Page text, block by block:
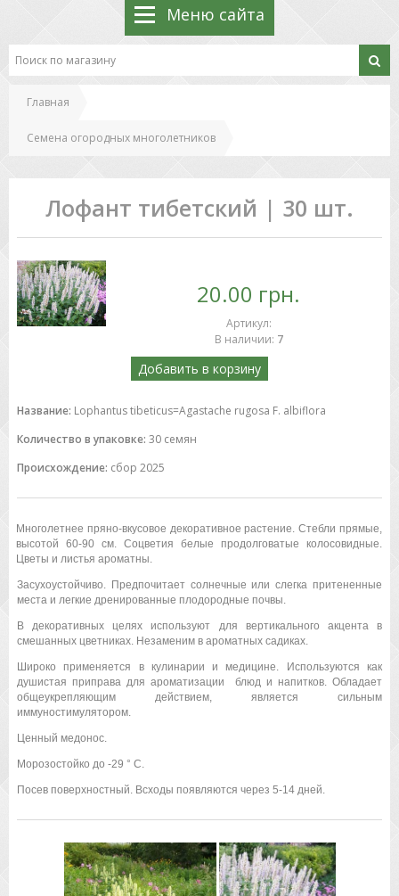
Меню сайта
Главная
Семена огородных многолетников
Лофант тибетский | 30 шт.
20.00 грн.
Артикул:
В наличии: 7
Добавить в корзину
Название: Lophantus tibeticus=Agastache rugosa F. albiflora
Количество в упаковке: 30 семян
Происхождение: сбор 2025
Многолетнее пряно-вкусовое декоративное растение. Стебли прямые,
высотой 60-90 см. Соцветия белые продолговатые колосовидные.
Цветы и листья ароматны.
Засухоустойчиво. Предпочитает солнечные или слегка притененные
места и легкие дренированные плодородные почвы.
В декоративных целях используют для вертикального акцента в
смешанных цветниках. Незаменим в ароматных садиках.
Широко применяется в кулинарии и медицине. Используются как
душистая приправа для ароматизации блюд и напитков. Обладает
общеукрепляющим действием, является сильным
иммуностимулятором.
Ценный медонос.
Морозостойко до -29 ° С.
Посев поверхностный. Всходы появляются через 5-14 дней.